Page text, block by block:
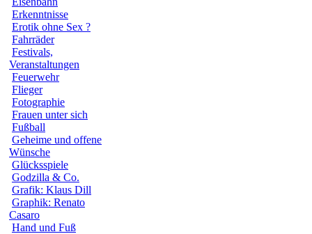
Erkenntnisse
Erotik ohne Sex ?
Fahrräder
Festivals,
Veranstaltungen
Feuerwehr
Flieger
Fotographie
Frauen unter sich
Fußball
Geheime und offene
Wünsche
Glücksspiele
Godzilla & Co.
Grafik: Klaus Dill
Graphik: Renato
Casaro
Hand und Fuß